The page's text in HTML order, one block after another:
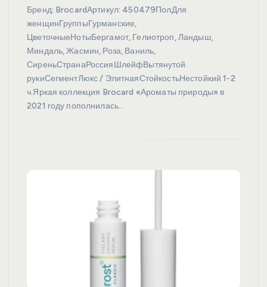
Бренд: BrocardАртикул: 450479ПолДля
женщинГруппыГурманские,
ЦветочныеНотыБергамот, Гелиотроп, Ландыш,
Миндаль, Жасмин, Роза, Ваниль,
СиреньСтранаРоссияШлейфВытянутой
рукиСегментЛюкс / ЭлитнаяСтойкостьНестойкий 1-2
ч.Яркая коллекция Brocard «Ароматы природы» в
2021 году пополнилась…